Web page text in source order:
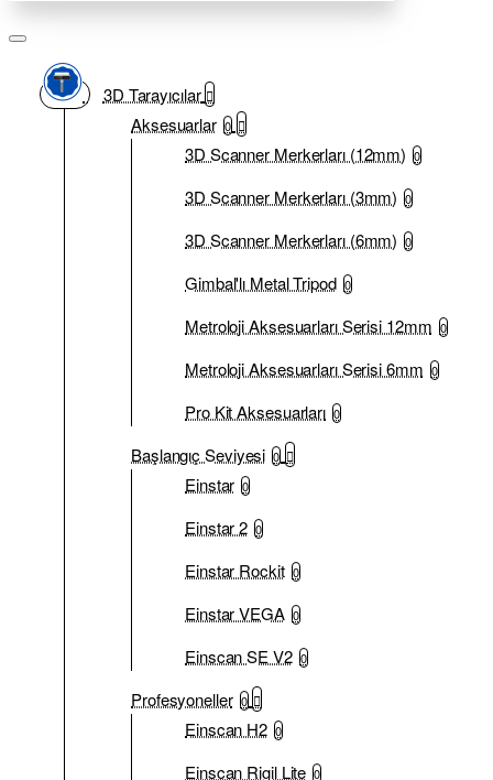
3D Tarayıcılar
Aksesuarlar 0
3D Scanner Merkerları (12mm) 0
3D Scanner Merkerları (3mm) 0
3D Scanner Merkerları (6mm) 0
Gimbal'lı Metal Tripod 0
Metroloji Aksesuarları Serisi 12mm 0
Metroloji Aksesuarları Serisi 6mm 0
Pro Kit Aksesuarları 0
Başlangıç Seviyesi 0
Einstar 0
Einstar 2 0
Einstar Rockit 0
Einstar VEGA 0
Einscan SE V2 0
Profesyoneller 0
Einscan H2 0
Einscan Rigil Lite 0